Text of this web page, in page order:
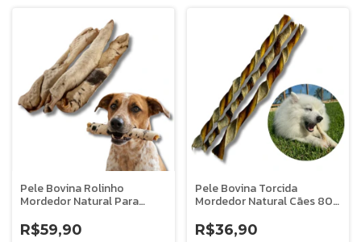
Pele Bovina Rolinho
Mordedor Natural Para
R$59,90
Pele Bovina Torcida
Mordedor Natural Cães 80g
R$36,90